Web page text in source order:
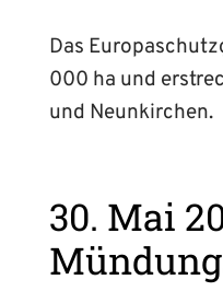
Das
000 ha und
und Neunkirchen.
30. Mai